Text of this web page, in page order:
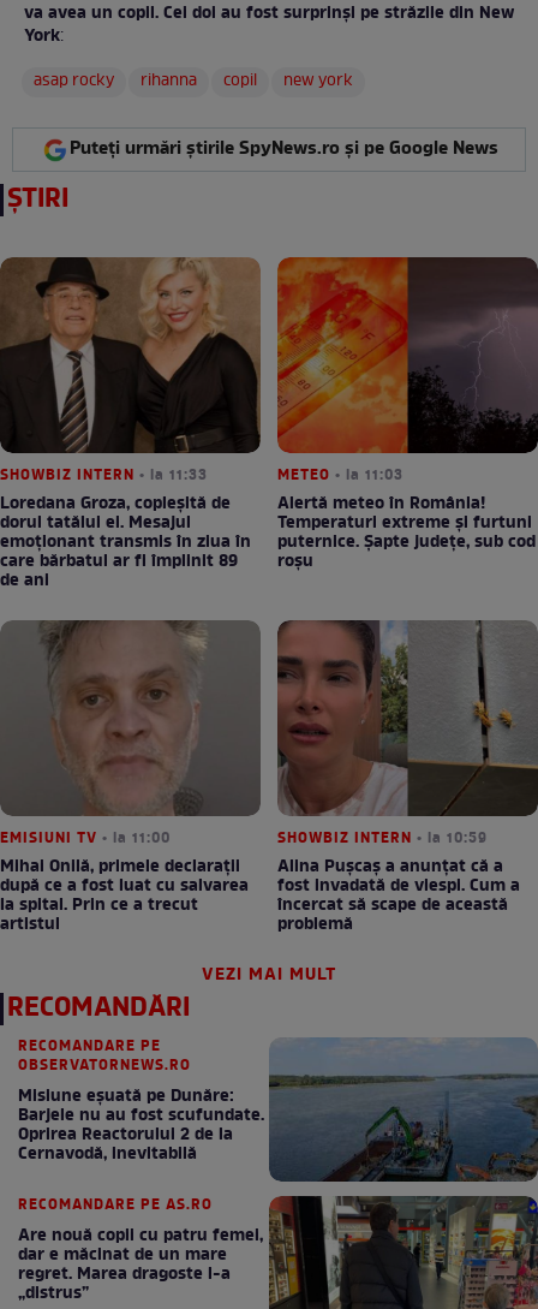
va avea un copil. Cei doi au fost surprinși pe străzile din New
York:
asap rocky
rihanna copil new york
Puteți urmări știrile SpyNews.ro și pe Google News
ȘTIRI
SHOWBIZ INTERN • la 11:33
Loredana Groza, copleșită de
dorul tatălui ei. Mesajul
emoționant transmis în ziua în
care bărbatul ar fi împlinit 89
de ani
METEO • la 11:03
Alertă meteo în România!
Temperaturi extreme și furtuni
puternice. Șapte județe, sub cod
roșu
EMISIUNI TV • la 11:00
Mihai Onilă, primele declarații
după ce a fost luat cu salvarea
la spital. Prin ce a trecut
artistul
SHOWBIZ INTERN • la 10:59
Alina Pușcaș a anunțat că a
fost invadată de viespi. Cum a
încercat să scape de această
problemă
VEZI MAI MULT
RECOMANDĂRI
RECOMANDARE PE
OBSERVATORNEWS.RO
Misiune eșuată pe Dunăre:
Barjele nu au fost scufundate.
Oprirea Reactorului 2 de la
Cernavodă, inevitabilă
RECOMANDARE PE AS.RO
Are nouă copii cu patru femei,
dar e măcinat de un mare
regret. Marea dragoste l-a
„distrus”